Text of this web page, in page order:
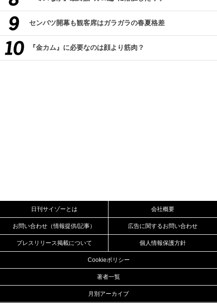
センバツ開幕も観客席はガラガラの春夏格差
『金カム』に必要なのは顔より筋肉？
日刊サイゾーとは 会社概要
お問い合わせ（情報提供/記事） 広告に関するお問い合わせ
プレスリリース掲載について 個人情報保護方針
Cookieポリシー
著者一覧
月別アーカイブ